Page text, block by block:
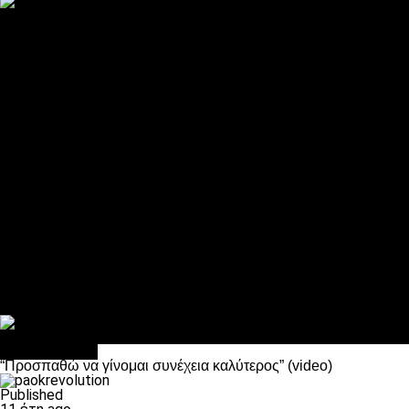
“Προσπαθώ να γίνομαι συνέχεια καλύτερος” (video)
Published